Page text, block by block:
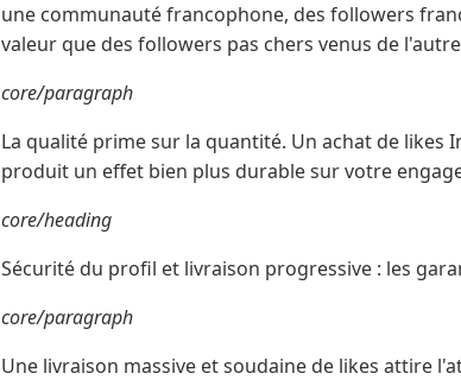
une communauté francophone, des followers
valeur que des followers pas chers venus de
core/paragraph
La qualité prime sur la quantité. Un achat de likes
produit un effet bien plus durable sur votre
core/heading
Sécurité du profil et livraison progressive : les
core/paragraph
Une livraison massive et soudaine de likes attire